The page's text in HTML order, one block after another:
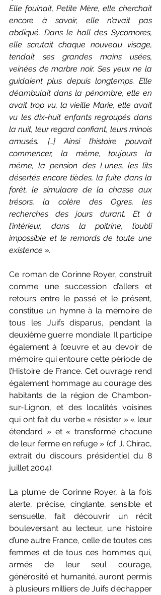
Elle fouinait, Petite Mère, elle cherchait
encore à savoir, elle n’avait pas
abdiqué. Dans le hall des Sycomores,
elle scrutait chaque nouveau visage,
tendait ses grandes mains usées,
veinées de marbre noir. Ses yeux ne la
guidaient plus depuis longtemps. Elle
déambulait dans la pénombre, elle en
avait trop vu, la vieille Marie, elle avait
vu les dix-huit enfants regroupés dans
la nuit, leur regard confiant, leurs minois
amusés. […] Ainsi l’histoire pouvait
commencer, la même, toujours la
même, la pension des Lunes, les lits
désertés encore tièdes, la fuite dans la
forêt, le simulacre de la chasse aux
trésors, la colère des Ogres, les
recherches des jours durant. Et à
l’intérieur, dans la poitrine, l’oubli
impossible et le remords de toute une
existence ».
Ce roman de Corinne Royer, construit
comme une succession d’allers et
retours entre le passé et le présent,
constitue un hymne à la mémoire de
tous les Juifs disparus, pendant la
deuxième guerre mondiale. Il participe
également à l’œuvre et au devoir de
mémoire qui entoure cette période de
l’Histoire de France. Cet ouvrage rend
également hommage au courage des
habitants de la région de Chambon-
sur-Lignon, et des localités voisines
qui ont fait du verbe « résister » « leur
étendard » et « transformé chacune
de leur ferme en refuge » (cf. J. Chirac,
extrait du discours présidentiel du 8
juillet 2004).
La plume de Corinne Royer, à la fois
alerte, précise, cinglante, sensible et
sensuelle, fait découvrir un récit
bouleversant au lecteur, une histoire
d’une autre France, celle de toutes ces
femmes et de tous ces hommes qui,
armés de leur seul courage,
générosité et humanité, auront permis
à plusieurs milliers de Juifs d’échapper